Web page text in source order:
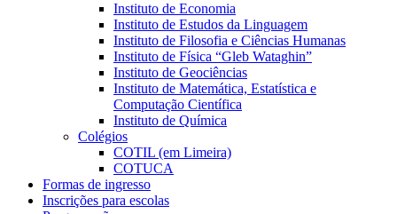
Instituto de Economia
Instituto de Estudos da Linguagem
Instituto de Filosofia e Ciências Humanas
Instituto de Física “Gleb Wataghin”
Instituto de Geociências
Instituto de Matemática, Estatística e
Computação Científica
Instituto de Química
Colégios
COTIL (em Limeira)
COTUCA
Formas de ingresso
Inscrições para escolas